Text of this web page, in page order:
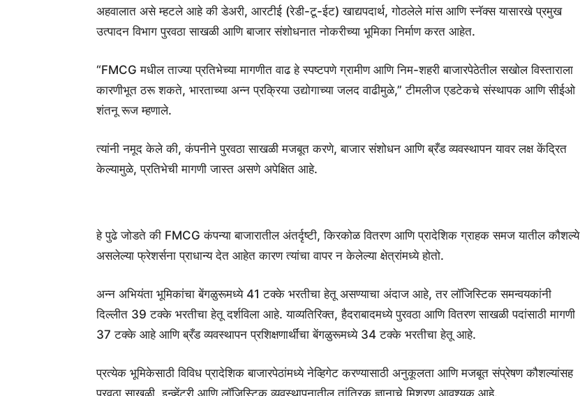
अहवालात असे म्हटले आहे की डेअरी, आरटीई (रेडी-टू-ईट) खाद्यपदार्थ, गोठलेले मांस आणि स्नॅक्स यासारखे प्रमुख
उत्पादन विभाग पुरवठा साखळी आणि बाजार संशोधनात नोकरीच्या भूमिका निर्माण करत आहेत.
“FMCG मधील ताज्या प्रतिभेच्या मागणीत वाढ हे स्पष्टपणे ग्रामीण आणि निम-शहरी बाजारपेठेतील सखोल विस्ताराला
कारणीभूत ठरू शकते, भारताच्या अन्न प्रक्रिया उद्योगाच्या जलद वाढीमुळे,” टीमलीज एडटेकचे संस्थापक आणि सीईओ
शंतनू रूज म्हणाले.
त्यांनी नमूद केले की, कंपनीने पुरवठा साखळी मजबूत करणे, बाजार संशोधन आणि ब्रँड व्यवस्थापन यावर लक्ष केंद्रित
केल्यामुळे, प्रतिभेची मागणी जास्त असणे अपेक्षित आहे.
हे पुढे जोडते की FMCG कंपन्या बाजारातील अंतर्दृष्टी, किरकोळ वितरण आणि प्रादेशिक ग्राहक समज यातील कौशल्ये
असलेल्या फ्रेशर्सना प्राधान्य देत आहेत कारण त्यांचा वापर न केलेल्या क्षेत्रांमध्ये होतो.
अन्न अभियंता भूमिकांचा बेंगळुरूमध्ये 41 टक्के भरतीचा हेतू असण्याचा अंदाज आहे, तर लॉजिस्टिक समन्वयकांनी
दिल्लीत 39 टक्के भरतीचा हेतू दर्शविला आहे. याव्यतिरिक्त, हैदराबादमध्ये पुरवठा आणि वितरण साखळी पदांसाठी मागणी
37 टक्के आहे आणि ब्रँड व्यवस्थापन प्रशिक्षणार्थींचा बेंगळुरूमध्ये 34 टक्के भरतीचा हेतू आहे.
प्रत्येक भूमिकेसाठी विविध प्रादेशिक बाजारपेठांमध्ये नेव्हिगेट करण्यासाठी अनुकूलता आणि मजबूत संप्रेषण कौशल्यांसह